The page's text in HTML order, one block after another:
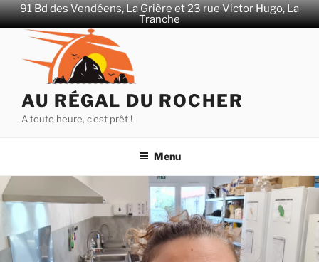
91 Bd des Vendéens, La Grière et 23 rue Victor Hugo, La
Tranche
Aller
contenu
AU RÉGAL DU ROCHER
A toute heure, c'est prêt !
Menu